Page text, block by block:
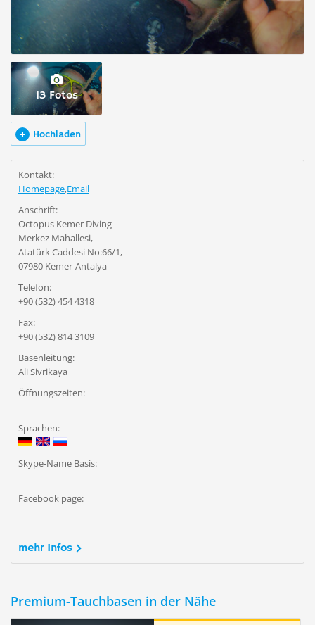
13 Fotos
Hochladen
Kontakt:
Homepage,Email
Anschrift:
Octopus Kemer Diving
Merkez Mahallesi,
Atatürk Caddesi No:66/1,
07980 Kemer-Antalya
Telefon:
+90 (532) 454 4318
Fax:
+90 (532) 814 3109
Basenleitung:
Ali Sivrikaya
Öffnungszeiten:
Sprachen:
Skype-Name Basis:
Facebook page:
mehr Infos
Premium-Tauchbasen in der Nähe